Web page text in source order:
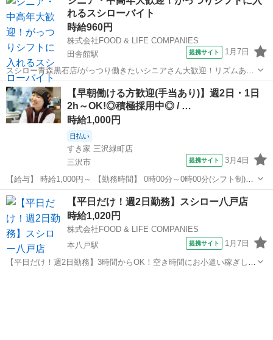
れるスシローバイト
時給960円
株式会社FOOD & LIFE COMPANIES
田舎館駅
提携サイト 1月7日
スシロー青森黒石店/がっつり働きたいシニアさん大歓迎！リズムある
働き方でメリハリのある生活を送りませんか？/給与前払い制度あり 1
日3時間からOK！ ご自身の生活スタイルに合わせた働き方が可能で
す！ 沢山笑って、沢山稼いで、...
青森 田舎館駅 レストラン
【早朝働ける方歓迎(手当あり)】週2日・1日
2h～OK!◎積極採用中◎ / …
時給1,000円
日払い
すき家 三沢緑町店
三沢市
提携サイト 3月4日
【給与】 時給1,000円～ 【勤務時間】 0時00分～0時00分(シフト制)、
1日2時間 週2日 から応相談 【お仕事内容】 【仕事内容】 ◆すき家ス
タッフ募集◆ 【お仕事内容】 ◎接客 ◎調理 ◎販売 ◎金銭管理 ...
青森 レストラン
【平日だけ！週2日勤務】スシロー八戸店
時給1,020円
株式会社FOOD & LIFE COMPANIES
本八戸駅
提携サイト 1月7日
【平日だけ！週2日勤務】3時間からOK！空き時間にお小遣い稼ぎしま